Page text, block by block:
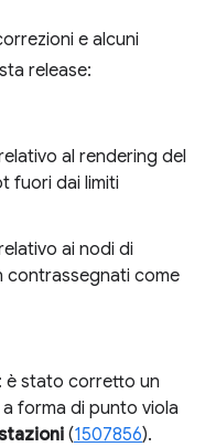
e alcuni
release:
al rendering del
fuori dai limiti
ai nodi di
contrassegnati come
: è stato corretto un
forma di punto viola
(1507856).